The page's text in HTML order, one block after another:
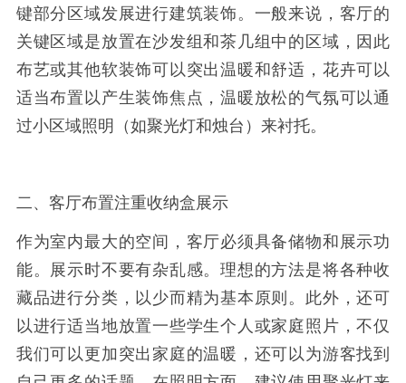
键部分区域发展进行建筑装饰。一般来说，客厅的
关键区域是放置在沙发组和茶几组中的区域，因此
布艺或其他软装饰可以突出温暖和舒适，花卉可以
适当布置以产生装饰焦点，温暖放松的气氛可以通
过小区域照明（如聚光灯和烛台）来衬托。
二、客厅布置注重收纳盒展示
作为室内最大的空间，客厅必须具备储物和展示功
能。展示时不要有杂乱感。理想的方法是将各种收
藏品进行分类，以少而精为基本原则。此外，还可
以进行适当地放置一些学生个人或家庭照片，不仅
我们可以更加突出家庭的温暖，还可以为游客找到